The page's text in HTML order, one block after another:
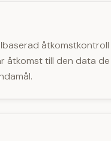
åtkomstkontroll
åtkomst till den data de